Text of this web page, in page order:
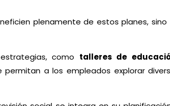
plenamente de estos planes,
como talleres de
a los empleados explorar